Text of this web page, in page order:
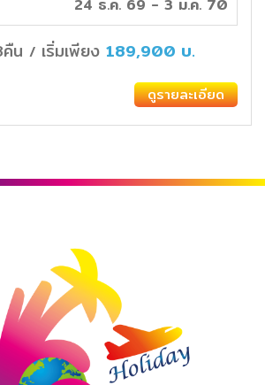
24 ธ.ค. 69 - 3 ม.ค. 70
น / เริ่มเพียง 189,900 บ.
ดูรายละเอียด